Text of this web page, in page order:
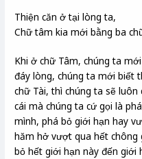
Thiện căn ở tại lòng ta,
Chữ tâm kia mới bằng ba
Khi ở chữ Tâm, chúng ta
đáy lòng, chúng ta mới biết
chữ Tài, thì chúng ta sẽ
cái mà chúng ta cứ gọi là
mình, phá bỏ giới hạn hay
hăm hở vượt qua hết chông
bỏ hết giới hạn này đến giới